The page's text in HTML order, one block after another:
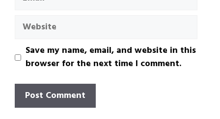
Website
Save my name, email, and website in this
browser for the next time I comment.